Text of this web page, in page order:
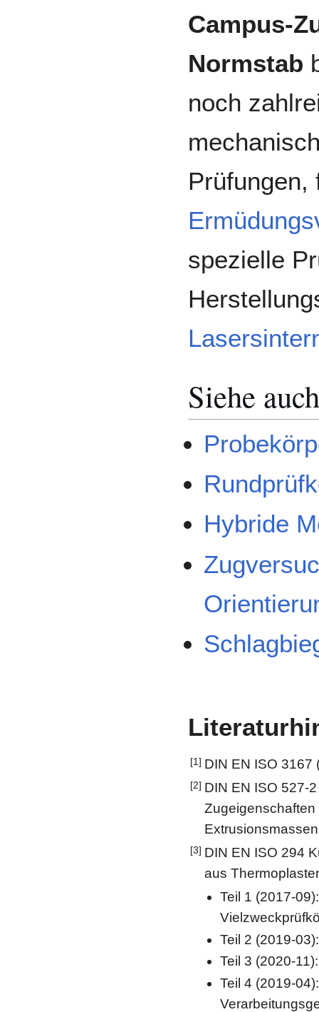
Campus-
Normstab
noch
Prüfungen,
spezielle
Siehe auch
Hybride
[1] DIN EN ISO 3167
[2] DIN EN ISO 527-
Zugeigenschaften
Extrusionsmassen
[3] DIN EN ISO 294
aus
Teil 1 (2017-
Teil 2 (2019-
Teil 3 (2020-
Teil 4 (2019-